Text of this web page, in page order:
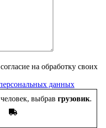
на обработку своих
данных
выбрав грузовик.